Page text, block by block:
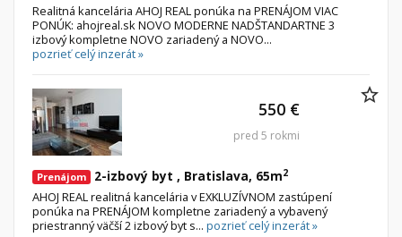
Realitná kancelária AHOJ REAL ponúka na PRENÁJOM VIAC
PONÚK: ahojreal.sk NOVO MODERNE NADŠTANDARTNE 3
izbový kompletne NOVO zariadený a NOVO...
pozrieť celý inzerát »
Prenájom 2-izbový byt , Bratislava, 65m2
AHOJ REAL realitná kancelária v EXKLUZÍVNOM zastúpení
ponúka na PRENÁJOM kompletne zariadený a vybavený
priestranný väčší 2 izbový byt s... pozrieť celý inzerát »
550 €
pred 5 rokmi